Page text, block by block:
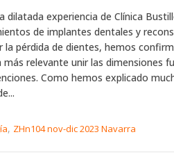
dilatada experiencia de Clínica
de implantes dentales y
la pérdida de dientes, hemos
más relevante unir las dimensiones
Como hemos explicado
, ZHn104 nov-dic 2023 Navarra